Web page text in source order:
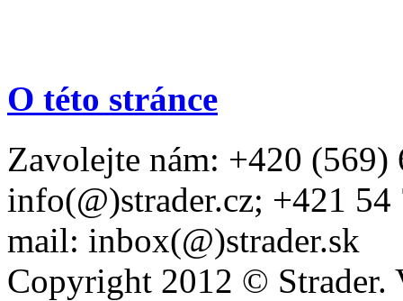
O této stránce
Zavolejte nám: +420
info(@)strader.cz; +421
mail: inbox(@)strader.sk
Copyright 2012 © Strader.